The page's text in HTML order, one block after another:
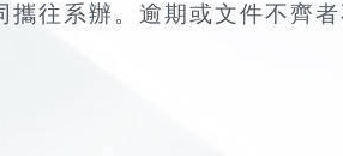
往系辦。逾期或文件不齊者